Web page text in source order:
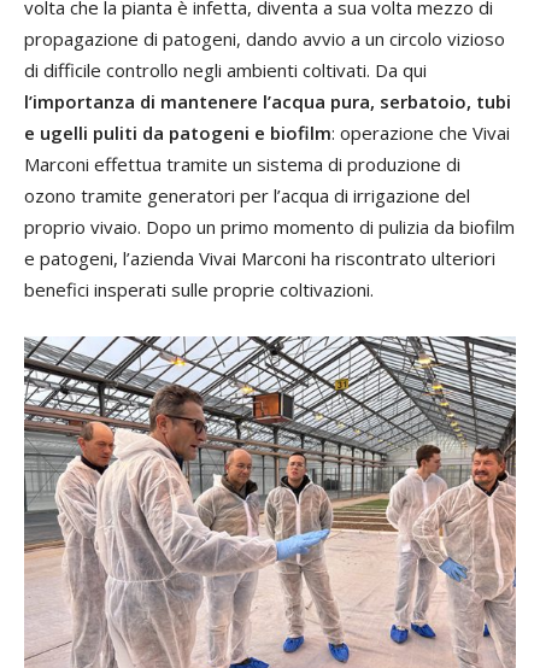
volta che la pianta è infetta, diventa a sua volta mezzo di
propagazione di patogeni, dando avvio a un circolo vizioso
di difficile controllo negli ambienti coltivati. Da qui
l’importanza di mantenere l’acqua pura, serbatoio, tubi
e ugelli puliti da patogeni e biofilm: operazione che Vivai
Marconi effettua tramite un sistema di produzione di
ozono tramite generatori per l’acqua di irrigazione del
proprio vivaio. Dopo un primo momento di pulizia da biofilm
e patogeni, l’azienda Vivai Marconi ha riscontrato ulteriori
benefici insperati sulle proprie coltivazioni.